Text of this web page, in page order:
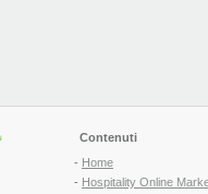
Contenuti
- Home
- Hospitality Online